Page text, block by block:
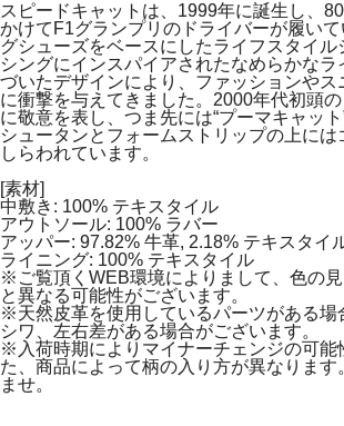
スピードキャットは、1999年に誕生し、
かけてF1グランプリのドライバーが履い
グシューズをベースにしたライフスタイル
シングにインスパイアされたなめらかなラ
づいたデザインにより、ファッションやス
に衝撃を与えてきました。2000年代初頭
に敬意を表し、つま先には“プーマキャット
シュータンとフォームストリップの上には
しらわれています。
[素材]
中敷き: 100% テキスタイル
アウトソール: 100% ラバー
アッパー: 97.82% 牛革, 2.18% テキスタイ
ライニング: 100% テキスタイル
※ご覧頂くWEB環境によりまして、色の
と異なる可能性がございます。
※天然皮革を使用しているパーツがある場
シワ、左右差がある場合がございます。
※入荷時期によりマイナーチェンジの可能
た、商品によって柄の入り方が異なります
ませ。